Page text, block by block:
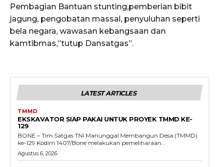
Pembagian Bantuan stunting,pemberian bibit
jagung, pengobatan massal, penyuluhan seperti
bela negara, wawasan kebangsaan dan
kamtibmas,”tutup Dansatgas”.
LATEST ARTICLES
TMMD
EKSKAVATOR SIAP PAKAI UNTUK PROYEK TMMD KE-
129
BONE – Tim Satgas TNI Manunggal Membangun Desa (TMMD)
ke-129 Kodim 1407/Bone melakukan pemeliharaan...
Agustus 6, 2026